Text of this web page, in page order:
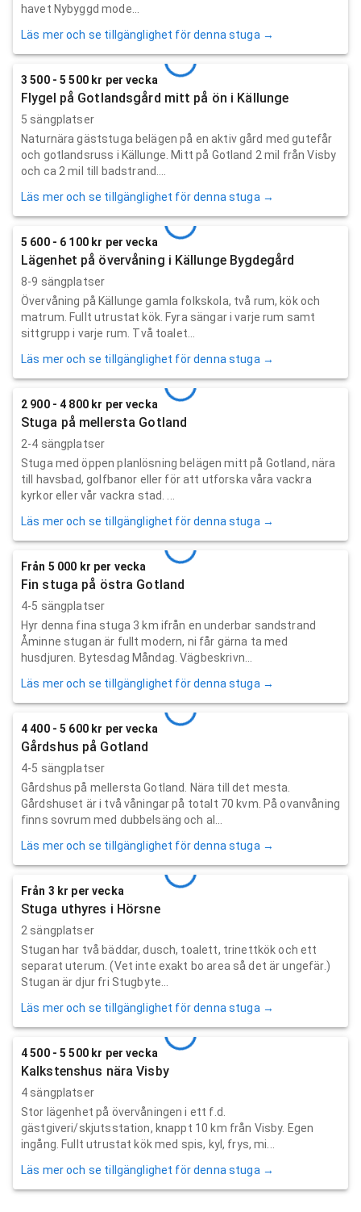
havet Nybyggd mode...
Läs mer och se tillgänglighet för denna stuga →
3 500 - 5 500 kr per vecka
Flygel på Gotlandsgård mitt på ön i Källunge
5 sängplatser
Naturnära gäststuga belägen på en aktiv gård med gutefår
och gotlandsruss i Källunge. Mitt på Gotland 2 mil från Visby
och ca 2 mil till badstrand....
Läs mer och se tillgänglighet för denna stuga →
5 600 - 6 100 kr per vecka
Lägenhet på övervåning i Källunge Bygdegård
8-9 sängplatser
Övervåning på Källunge gamla folkskola, två rum, kök och
matrum. Fullt utrustat kök. Fyra sängar i varje rum samt
sittgrupp i varje rum. Två toalet...
Läs mer och se tillgänglighet för denna stuga →
2 900 - 4 800 kr per vecka
Stuga på mellersta Gotland
2-4 sängplatser
Stuga med öppen planlösning belägen mitt på Gotland, nära
till havsbad, golfbanor eller för att utforska våra vackra
kyrkor eller vår vackra stad. ...
Läs mer och se tillgänglighet för denna stuga →
Från 5 000 kr per vecka
Fin stuga på östra Gotland
4-5 sängplatser
Hyr denna fina stuga 3 km ifrån en underbar sandstrand
Åminne stugan är fullt modern, ni får gärna ta med
husdjuren. Bytesdag Måndag. Vägbeskrivn...
Läs mer och se tillgänglighet för denna stuga →
4 400 - 5 600 kr per vecka
Gårdshus på Gotland
4-5 sängplatser
Gårdshus på mellersta Gotland. Nära till det mesta.
Gårdshuset är i två våningar på totalt 70 kvm. På ovanvåning
finns sovrum med dubbelsäng och al...
Läs mer och se tillgänglighet för denna stuga →
Från 3 kr per vecka
Stuga uthyres i Hörsne
2 sängplatser
Stugan har två bäddar, dusch, toalett, trinettkök och ett
separat uterum. (Vet inte exakt bo area så det är ungefär.)
Stugan är djur fri Stugbyte...
Läs mer och se tillgänglighet för denna stuga →
4 500 - 5 500 kr per vecka
Kalkstenshus nära Visby
4 sängplatser
Stor lägenhet på övervåningen i ett f.d.
gästgiveri/skjutsstation, knappt 10 km från Visby. Egen
ingång. Fullt utrustat kök med spis, kyl, frys, mi...
Läs mer och se tillgänglighet för denna stuga →